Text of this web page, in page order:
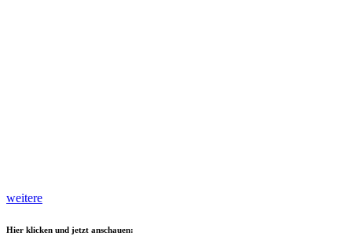
weitere
Hier klicken und jetzt anschauen: